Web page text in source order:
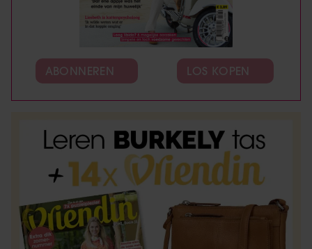
ABONNEREN LOS KOPEN